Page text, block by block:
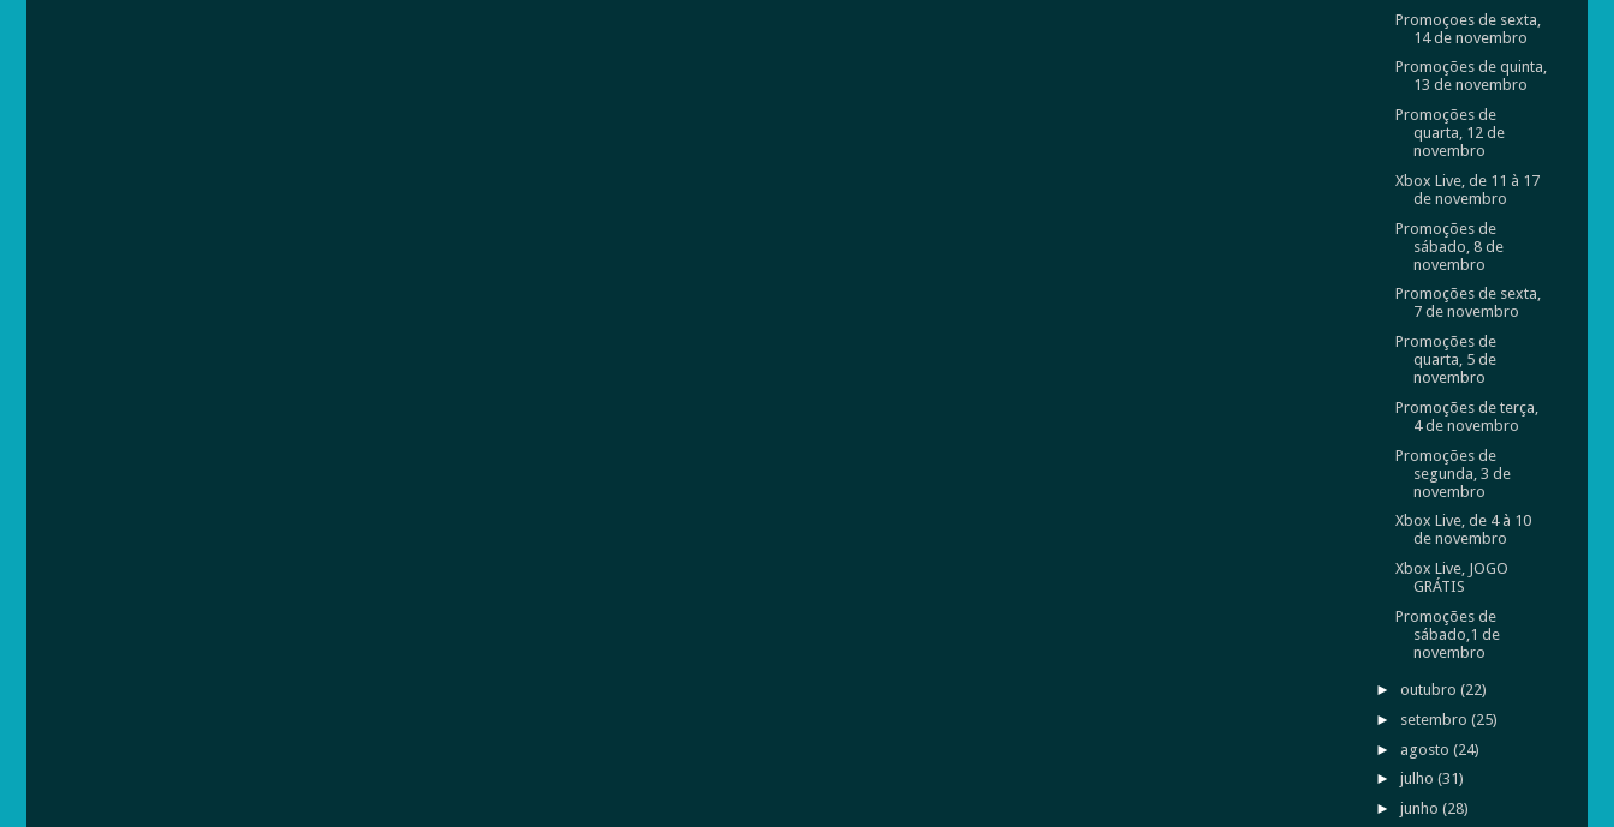
Promoçoes de sexta,
14 de novembro
Promoções de quinta,
13 de novembro
Promoções de
quarta, 12 de
novembro
Xbox Live, de 11 à 17
de novembro
Promoções de
sábado, 8 de
novembro
Promoções de sexta,
7 de novembro
Promoções de
quarta, 5 de
novembro
Promoções de terça,
4 de novembro
Promoções de
segunda, 3 de
novembro
Xbox Live, de 4 à 10
de novembro
Xbox Live, JOGO
GRÁTIS
Promoções de
sábado,1 de
novembro
► outubro (22)
► setembro (25)
► agosto (24)
► julho (31)
► junho (28)